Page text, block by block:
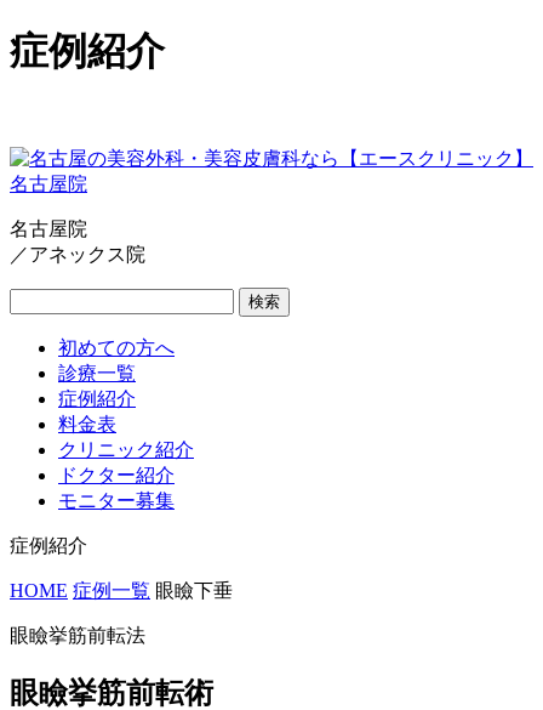
症例紹介
名古屋院
／アネックス院
検索
初めての方へ
診療一覧
症例紹介
料金表
クリニック紹介
ドクター紹介
モニター募集
症例紹介
HOME 症例一覧 眼瞼下垂
眼瞼挙筋前転法
眼瞼挙筋前転術